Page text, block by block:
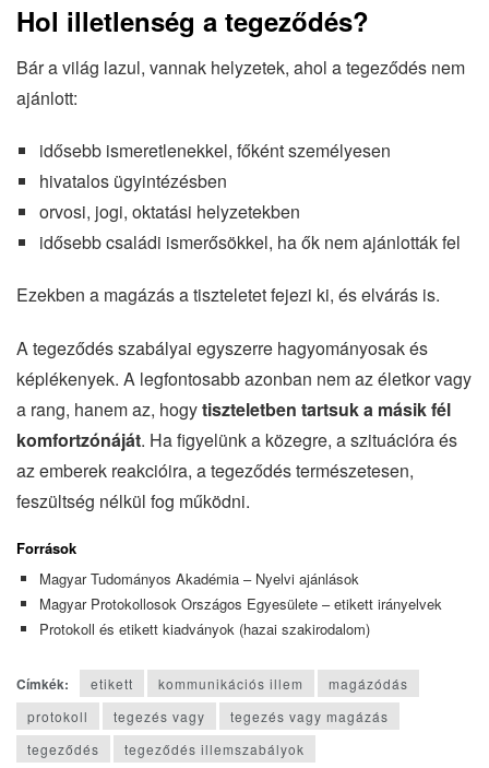
Hol illetlenség a tegeződés?
Bár a világ lazul, vannak helyzetek, ahol a tegeződés nem
ajánlott:
idősebb ismeretlenekkel, főként személyesen
hivatalos ügyintézésben
orvosi, jogi, oktatási helyzetekben
idősebb családi ismerősökkel, ha ők nem ajánlották fel
Ezekben a magázás a tiszteletet fejezi ki, és elvárás is.
A tegeződés szabályai egyszerre hagyományosak és
képlékenyek. A legfontosabb azonban nem az életkor vagy
a rang, hanem az, hogytiszteletben tartsuk a másik fél
komfortzónáját. Ha figyelünk a közegre, a szituációra és
az emberek reakcióira, a tegeződés természetesen,
feszültség nélkül fog működni.
Források
Magyar Tudományos Akadémia – Nyelvi ajánlások
Magyar Protokollosok Országos Egyesülete – etikett irányelvek
Protokoll és etikett kiadványok (hazai szakirodalom)
Címkék: etikett kommunikációs illem
magázódás
protokoll
tegezés vagy
tegezés vagy magázás
tegeződés
tegeződés illemszabályok